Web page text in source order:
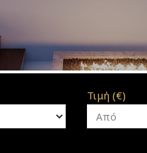
Τιμή (€)